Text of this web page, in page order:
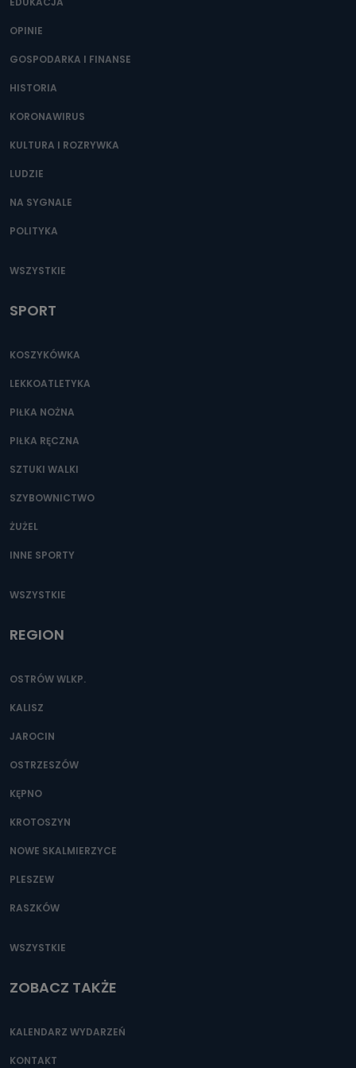
ograniczenia ich przetwarzania oraz prawo wniesienia
przechowywane?
Do czasu wycofania zgody lub, jeśli dane będą
administratora – do momentu wniesienia sprzeciwu.
Jakie dane osobowe przetwarzamy?
Przetwarzane kategorie Państwa danych osobowych to
które zostały zebrane ze źródeł publicznie dostępnych, w
danych osobowych są pracownicy i współpracownicy
oraz partnerzy wspomagający administratora w jego
Jak skontaktować się z inspektorem
OPINIE
GOSPODARKA I FINANSE
HISTORIA
KORONAWIRUS
KULTURA I ROZRYWKA
LUDZIE
NA SYGNALE
POLITYKA
WSZYSTKIE
SPORT
KOSZYKÓWKA
LEKKOATLETYKA
PIŁKA NOŻNA
PIŁKA RĘCZNA
SZTUKI WALKI
SZYBOWNICTWO
ŻUŻEL
INNE SPORTY
WSZYSTKIE
REGION
OSTRÓW WLKP.
KALISZ
JAROCIN
OSTRZESZÓW
KĘPNO
KROTOSZYN
NOWE SKALMIERZYCE
PLESZEW
RASZKÓW
WSZYSTKIE
ZOBACZ TAKŻE
KALENDARZ WYDARZEŃ
KONTAKT